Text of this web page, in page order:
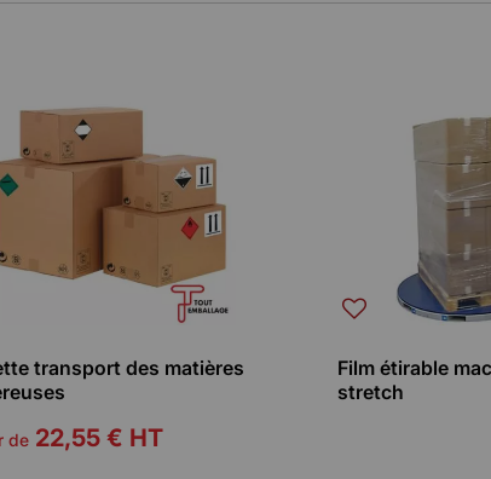
transport des matières
de 22,55 € HT
Film étirable
stretch